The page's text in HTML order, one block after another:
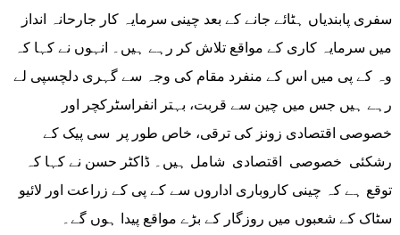
سفری پابندیاں ہٹائے جانے کے بعد چینی سرمایہ کار جارحانہ انداز
میں سرمایہ کاری کے مواقع تلاش کر رہے ہیں۔ انہوں نے کہا کہ
وہ کے پی میں اس کے منفرد مقام کی وجہ سے گہری دلچسپی لے
رہے ہیں جس میں چین سے قربت، بہتر انفراسٹرکچر اور
خصوصی اقتصادی زونز کی ترقی، خاص طور پر سی پیک کے
رشکئی خصوصی اقتصادی شامل ہیں۔ ڈاکٹر حسن نے کہا کہ
توقع ہے کہ چینی کاروباری اداروں سے کے پی کے زراعت اور لائیو
سٹاک کے شعبوں میں روزگار کے بڑے مواقع پیدا ہوں گے۔